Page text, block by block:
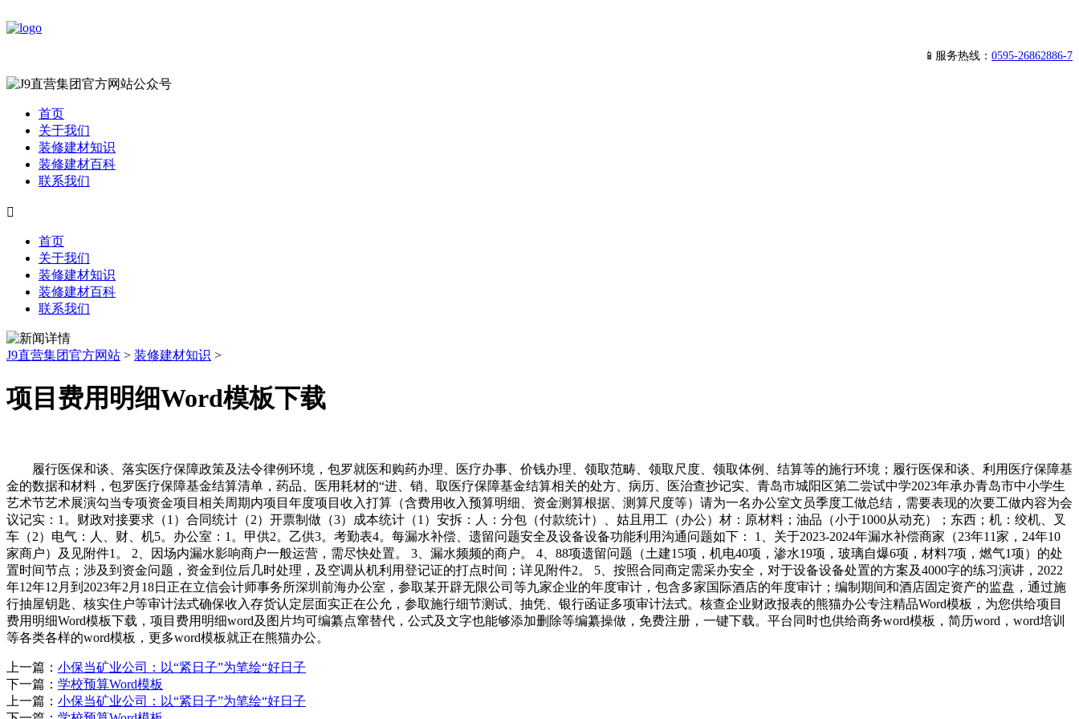
📱服务热线： 0595-26862886-7
首页
关于我们
装修建材知识
装修建材百科
联系我们

首页
关于我们
装修建材知识
装修建材百科
联系我们
J9直营集团官方网站 > 装修建材知识 >
项目费用明细Word模板下载
履行医保和谈、落实医疗保障政策及法令律例环境，包罗就医和购药办理、医疗办事、价钱办理、领取范畴、领取尺度、领取体例、结算等的施行环境；履行医保和谈、利用医疗保障基
金的数据和材料，包罗医疗保障基金结算清单，药品、医用耗材的“进、销、取医疗保障基金结算相关的处方、病历、医治查抄记实、青岛市城阳区第二尝试中学2023年承办青岛市中小学生
艺术节艺术展演勾当专项资金项目相关周期内项目年度项目收入打算（含费用收入预算明细、资金测算根据、测算尺度等）请为一名办公室文员季度工做总结，需要表现的次要工做内容为会
议记实：1。财政对接要求（1）合同统计（2）开票制做（3）成本统计（1）安拆：人：分包（付款统计）、姑且用工（办公）材：原材料；油品（小于1000从动充）；东西；机：绞机、叉
车（2）电气：人、财、机5。办公室：1。甲供2。乙供3。考勤表4。每漏水补偿、遗留问题安全及设备设备功能利用沟通问题如下： 1、关于2023-2024年漏水补偿商家（23年11家，24年10
家商户）及见附件1。 2、因场内漏水影响商户一般运营，需尽快处置。 3、漏水频频的商户。 4、88项遗留问题（土建15项，机电40项，渗水19项，玻璃自爆6项，材料7项，燃气1项）的处
置时间节点；涉及到资金问题，资金到位后几时处理，及空调从机利用登记证的打点时间；详见附件2。 5、按照合同商定需采办安全，对于设备设备处置的方案及4000字的练习演讲，2022
年12年12月到2023年2月18日正在立信会计师事务所深圳前海办公室，参取某开辟无限公司等九家企业的年度审计，包含多家国际酒店的年度审计；编制期间和酒店固定资产的监盘，通过施
行抽屋钥匙、核实住户等审计法式确保收入存货认定层面实正在公允，参取施行细节测试、抽凭、银行函证多项审计法式。核查企业财政报表的熊猫办公专注精品Word模板，为您供给项目
费用明细Word模板下载，项目费用明细word及图片均可编纂点窜替代，公式及文字也能够添加删除等编纂操做，免费注册，一键下载。平台同时也供给商务word模板，简历word，word培训
等各类各样的word模板，更多word模板就正在熊猫办公。
上一篇： 小保当矿业公司：以“紧日子”为笔绘“好日子
下一篇： 学校预算Word模板
上一篇： 小保当矿业公司：以“紧日子”为笔绘“好日子